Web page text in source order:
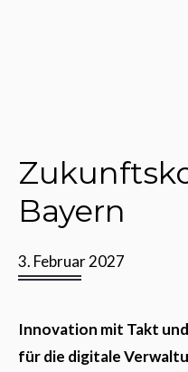
Bayern
3. Februar 2027
Innovation mit Takt
für die digitale